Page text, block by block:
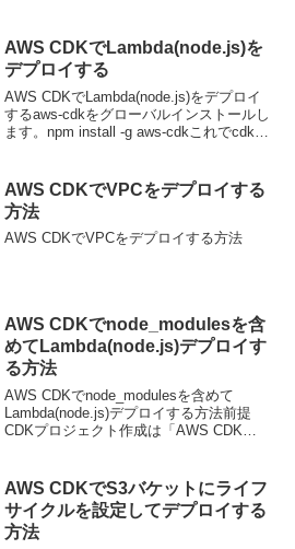
た踏み台サーバからSSMでRDS(...
AWS CDKでLambda(node.js)を
デプロイする
AWS CDKでLambda(node.js)をデプロイ
するaws-cdkをグローバルインストールし
ます。npm install -g aws-cdkこれでcdkコ
AWS CDKでVPCをデプロイする
方法
AWS CDKでVPCをデプロイする方法
AWS CDKでnode_modulesを含
めてLambda(node.js)デプロイす
る方法
AWS CDKでnode_modulesを含めて
Lambda(node.js)デプロイする方法前提
CDKプロジェクト作成は「AWS CDKで
AW...
AWS CDKでS3バケットにライフ
サイクルを設定してデプロイする
方法